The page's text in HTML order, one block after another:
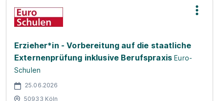
Erzieher*in - Vorbereitung auf die staatliche
Externenprüfung inklusive Berufspraxis Euro-
Schulen
25.06.2026
50933 Köln